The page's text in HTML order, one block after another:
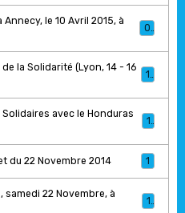
le 10 Avril 2015, à
0
la Solidarité (Lyon, 14 - 16
1
avec le Honduras
1
du 22 Novembre 2014 1
22 Novembre, à
1